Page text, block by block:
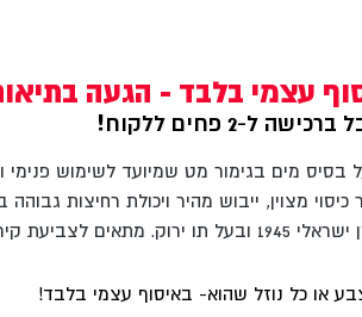
עצמי בלבד - הגעה
ל-2 פחים ללקוח!
בסיס מים בגימור מט שמיועד לשימוש פנימי
מצוין, ייבוש מהיר ויכולת רחיצות גבוהה
טיח, גבס, בטון ולבנים.
או כל נוזל שהוא- באיסוף עצמי בלבד!